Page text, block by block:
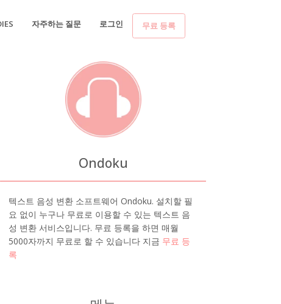
자주하는 질문 로그인 무료 등록
Ondoku
텍스트 음성 변환 소프트웨어 Ondoku. 설치할 필
요 없이 누구나 무료로 이용할 수 있는 텍스트 음
성 변환 서비스입니다. 무료 등록을 하면 매월
5000자까지 무료로 할 수 있습니다 지금 무료 등
록